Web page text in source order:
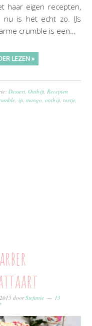
haar eigen recepten,
nu is het echt zo. IJs
crumble is een…
LEZEN »
Dessert,Ontbijt,Recepten
, ijs,mango,ontbijt,toetje,
doorStefanie 13